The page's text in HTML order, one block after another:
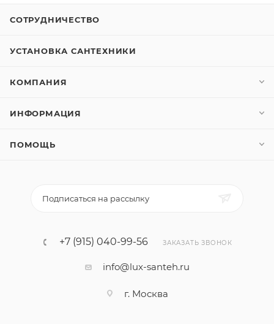
СОТРУДНИЧЕСТВО
УСТАНОВКА САНТЕХНИКИ
КОМПАНИЯ
ИНФОРМАЦИЯ
ПОМОЩЬ
Подписаться на рассылку
+7 (915) 040-99-56 ЗАКАЗАТЬ ЗВОНОК
info@lux-santeh.ru
г. Москва